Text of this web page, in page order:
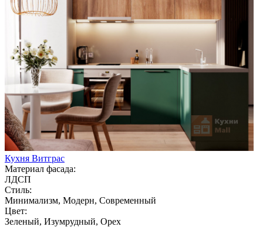
Кухня Витграс
Материал фасада:
ЛДСП
Стиль:
Минимализм, Модерн, Современный
Цвет:
Зеленый, Изумрудный, Орех